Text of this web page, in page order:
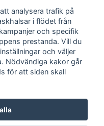
Köpinfo Om oss English
analysera trafik på
i flödet från
och specifik
prestanda. Vill du
och väljer
Nödvändiga kakor går
för att siden skall